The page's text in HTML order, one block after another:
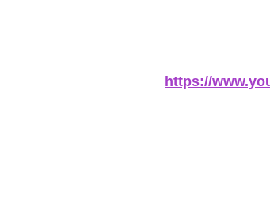
https://